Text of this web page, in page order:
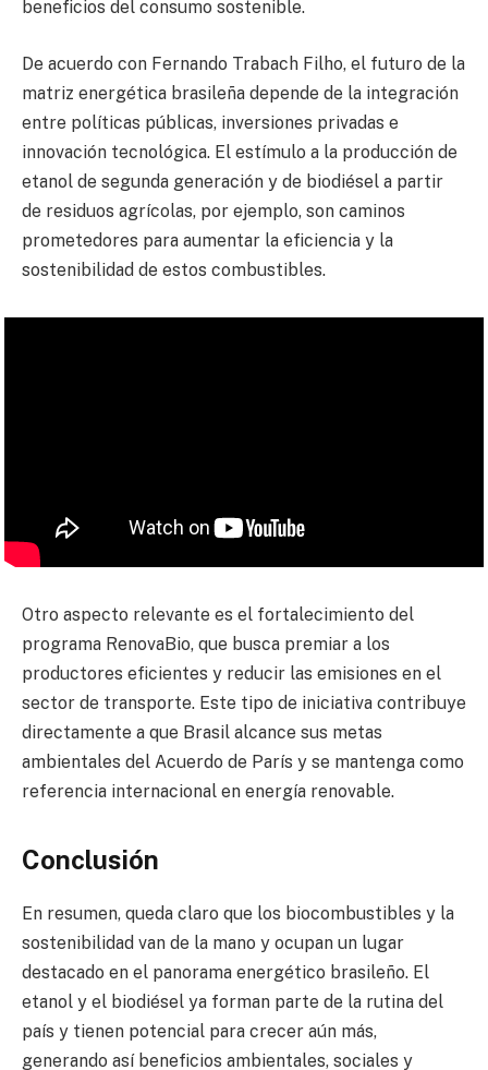
beneficios del consumo sostenible.
De acuerdo con Fernando Trabach Filho, el futuro de la
matriz energética brasileña depende de la integración
entre políticas públicas, inversiones privadas e
innovación tecnológica. El estímulo a la producción de
etanol de segunda generación y de biodiésel a partir
de residuos agrícolas, por ejemplo, son caminos
prometedores para aumentar la eficiencia y la
sostenibilidad de estos combustibles.
Otro aspecto relevante es el fortalecimiento del
programa RenovaBio, que busca premiar a los
productores eficientes y reducir las emisiones en el
sector de transporte. Este tipo de iniciativa contribuye
directamente a que Brasil alcance sus metas
ambientales del Acuerdo de París y se mantenga como
referencia internacional en energía renovable.
Conclusión
En resumen, queda claro que los biocombustibles y la
sostenibilidad van de la mano y ocupan un lugar
destacado en el panorama energético brasileño. El
etanol y el biodiésel ya forman parte de la rutina del
país y tienen potencial para crecer aún más,
generando así beneficios ambientales, sociales y